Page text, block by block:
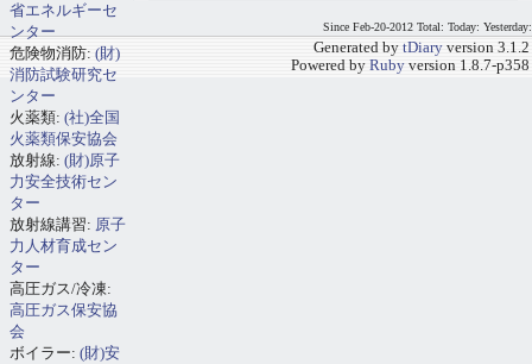
省エネルギーセ
ンター
危険物消防: (財)
消防試験研究セ
ンター
火薬類: (社)全国
火薬類保安協会
放射線: (財)原子
力安全技術セン
ター
放射線講習: 原子
力人材育成セン
ター
高圧ガス/冷凍:
高圧ガス保安協
会
ボイラー: (財)安
Since Feb-20-2012 Total: Today: Yesterday:
Generated by tDiary version 3.1.2
Powered by Ruby version 1.8.7-p358